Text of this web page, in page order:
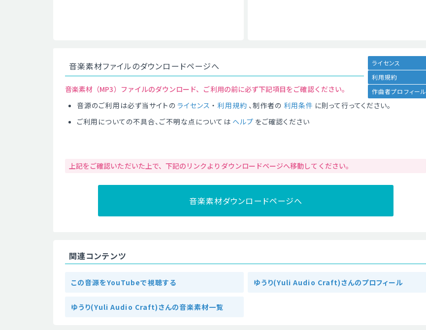
音楽素材ファイルのダウンロードページへ
ライセンス
利用規約
作曲者プロフィール
音楽素材（MP3）ファイルのダウンロード、ご利用の前に必ず下記項目をご確認ください。
音源のご利用は必ず当サイトの ライセンス ・ 利用規約 、制作者の 利用条件 に則って行ってください。
ご利用についての不具合、ご不明な点については ヘルプ をご確認ください
上記をご確認いただいた上で、下記のリンクよりダウンロードページへ移動してください。
音楽素材ダウンロードページへ
関連コンテンツ
この音源をYouTubeで視聴する ゆうり(Yuli Audio Craft)さんのプロフィール
ゆうり(Yuli Audio Craft)さんの音楽素材一覧